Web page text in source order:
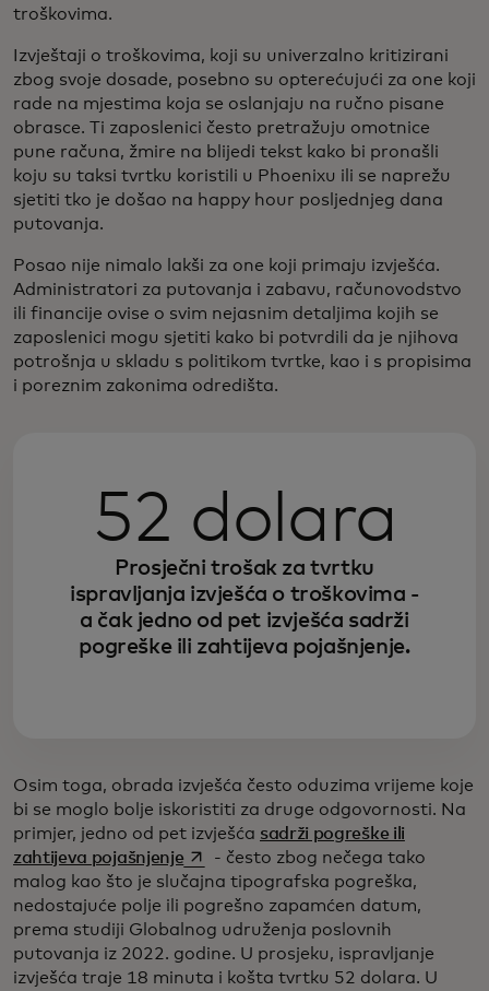
troškovima.
Izvještaji o troškovima, koji su univerzalno kritizirani
zbog svoje dosade, posebno su opterećujući za one koji
rade na mjestima koja se oslanjaju na ručno pisane
obrasce. Ti zaposlenici često pretražuju omotnice
pune računa, žmire na blijedi tekst kako bi pronašli
koju su taksi tvrtku koristili u Phoenixu ili se naprežu
sjetiti tko je došao na happy hour posljednjeg dana
putovanja.
Posao nije nimalo lakši za one koji primaju izvješća.
Administratori za putovanja i zabavu, računovodstvo
ili financije ovise o svim nejasnim detaljima kojih se
zaposlenici mogu sjetiti kako bi potvrdili da je njihova
potrošnja u skladu s politikom tvrtke, kao i s propisima
i poreznim zakonima odredišta.
52 dolara
Prosječni trošak za tvrtku
ispravljanja izvješća o troškovima -
a čak jedno od pet izvješća sadrži
pogreške ili zahtijeva pojašnjenje.
Osim toga, obrada izvješća često oduzima vrijeme koje
bi se moglo bolje iskoristiti za druge odgovornosti. Na
primjer, jedno od pet izvješća sadrži pogreške ili
zahtijeva pojašnjenjeopens in a new tab
- često zbog nečega tako
malog kao što je slučajna tipografska pogreška,
nedostajuće polje ili pogrešno zapamćen datum,
prema studiji Globalnog udruženja poslovnih
putovanja iz 2022. godine. U prosjeku, ispravljanje
izvješća traje 18 minuta i košta tvrtku 52 dolara. U